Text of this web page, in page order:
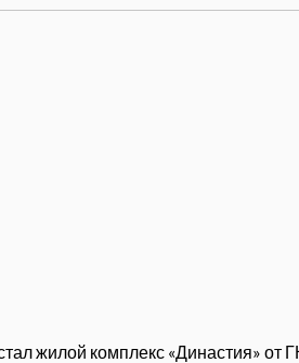
жилой комплекс «Династия» от